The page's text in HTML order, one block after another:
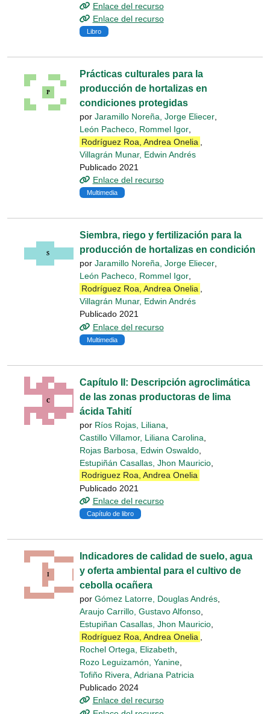
Enlace del recurso
Enlace del recurso
Libro
Prácticas culturales para la
producción de hortalizas en
condiciones protegidas
por Jaramillo Noreña, Jorge Eliecer
León Pacheco, Rommel Igor
Rodríguez Roa, Andrea Onelia
Villagrán Munar, Edwin Andrés
Publicado 2021
Enlace del recurso
Multimedia
Siembra, riego y fertilización para la
producción de hortalizas en condición
por Jaramillo Noreña, Jorge Eliecer,
León Pacheco, Rommel Igor,
Rodríguez Roa, Andrea Onelia ,
Villagrán Munar, Edwin Andrés
Publicado 2021
Enlace del recurso
Multimedia
Capítulo II: Descripción agroclimática
de las zonas productoras de lima
ácida Tahití
por Ríos Rojas, Liliana
Castillo Villamor, Liliana Carolina
Rojas Barbosa, Edwin Oswaldo
Estupiñán Casallas, Jhon Mauricio
Rodriguez Roa, Andrea Onelia
Publicado 2021
Enlace del recurso
Capítulo de libro
Indicadores de calidad de suelo, agua
y oferta ambiental para el cultivo de
cebolla ocañera
por Gómez Latorre, Douglas Andrés
Araujo Carrillo, Gustavo Alfonso
Estupiñan Casallas, Jhon Mauricio
Rodríguez Roa, Andrea Onelia
Rochel Ortega, Elizabeth
Rozo Leguizamón, Yanine
Tofiño Rivera, Adriana Patricia
Publicado 2024
Enlace del recurso